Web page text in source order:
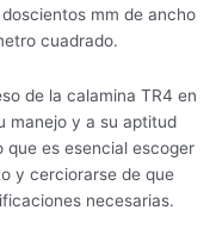
mm de ancho
cuadrado.
de la calamina TR4 en
manejo y a su aptitud
es esencial escoger
y cerciorarse de que
necesarias.